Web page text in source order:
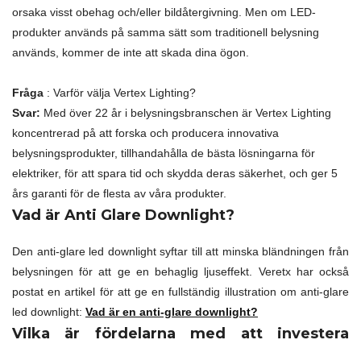
orsaka visst obehag och/eller bildåtergivning. Men om LED-
produkter används på samma sätt som traditionell belysning
används, kommer de inte att skada dina ögon.
Fråga : Varför välja Vertex Lighting?
Svar: Med över 22 år i belysningsbranschen är Vertex Lighting
koncentrerad på att forska och producera innovativa
belysningsprodukter, tillhandahålla de bästa lösningarna för
elektriker, för att spara tid och skydda deras säkerhet, och ger 5
års garanti för de flesta av våra produkter.
Vad är Anti Glare Downlight?
Den anti-glare led downlight syftar till att minska bländningen från
belysningen för att ge en behaglig ljuseffekt. Veretx har också
postat en artikel för att ge en fullständig illustration om anti-glare
led downlight: Vad är en anti-glare downlight?
Vilka är fördelarna med att investera